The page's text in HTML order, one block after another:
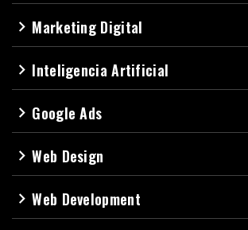
navigate_next Marketing Digital
navigate_next Inteligencia Artificial
navigate_next Google Ads
navigate_nextWeb Design
navigate_nextWeb Development